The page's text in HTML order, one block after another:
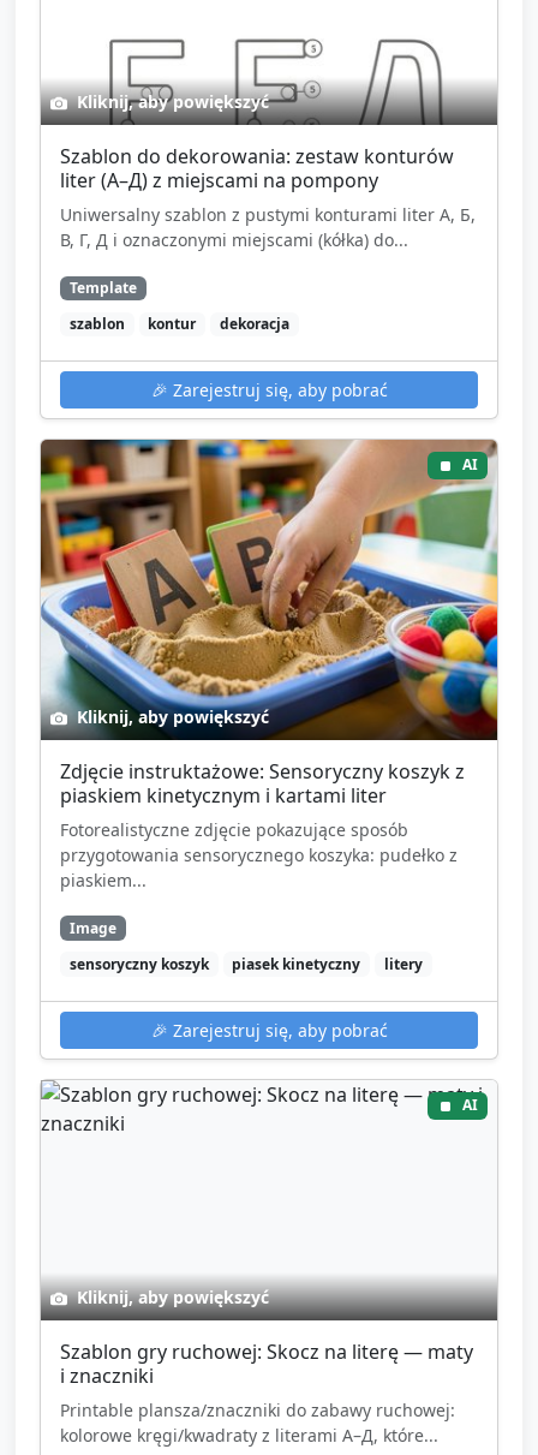
Kliknij, aby powiększyć
Szablon do dekorowania: zestaw konturów
liter (А–Д) z miejscami na pompony
Uniwersalny szablon z pustymi konturami liter А, Б,
В, Г, Д i oznaczonymi miejscami (kółka) do...
Template
szablon
kontur dekoracja
🎉 Zarejestruj się, aby pobrać
AI
Kliknij, aby powiększyć
Zdjęcie instruktażowe: Sensoryczny koszyk z
piaskiem kinetycznym i kartami liter
Fotorealistyczne zdjęcie pokazujące sposób
przygotowania sensorycznego koszyka: pudełko z
piaskiem...
Image
sensoryczny koszyk
piasek kinetyczny litery
🎉 Zarejestruj się, aby pobrać
AI
Kliknij, aby powiększyć
Szablon gry ruchowej: Skocz na literę — maty
i znaczniki
Printable plansza/znaczniki do zabawy ruchowej:
kolorowe kręgi/kwadraty z literami А–Д, które...